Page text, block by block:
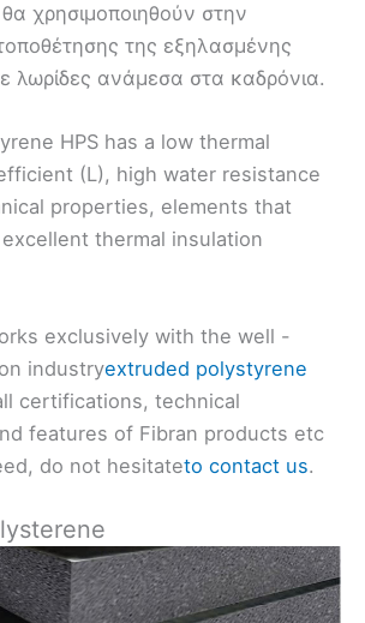
χρησιμοποιηθούν στην
της εξηλασμένης
λωρίδες ανάμεσα στα καδρόνια.
HPS has a low thermal
(L), high water resistance
properties, elements that
thermal insulation
exclusively with the well -
industryextruded polystyrene
certifications, technical
features of Fibran products etc
do not hesitateto contact us.